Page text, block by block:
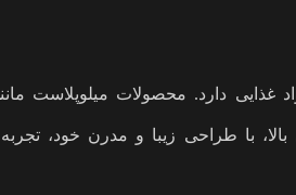
دارد. محصولات میلوپلاست
با طراحی زیبا و مدرن خود،